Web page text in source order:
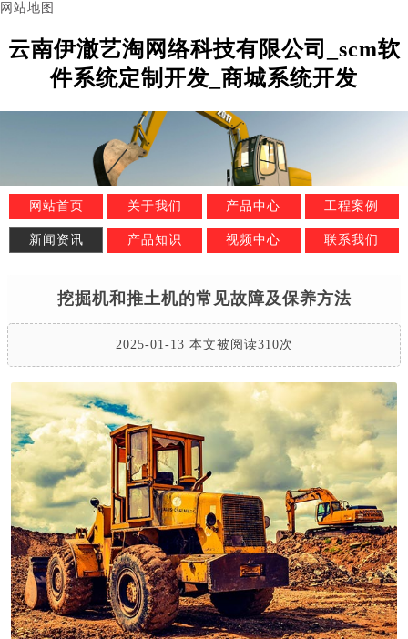
网站地图
云南伊澈艺淘网络科技有限公司_scm软
件系统定制开发_商城系统开发
网站首页 关于我们 产品中心 工程案例
新闻资讯 产品知识 视频中心 联系我们
挖掘机和推土机的常见故障及保养方法
2025-01-13 本文被阅读310次